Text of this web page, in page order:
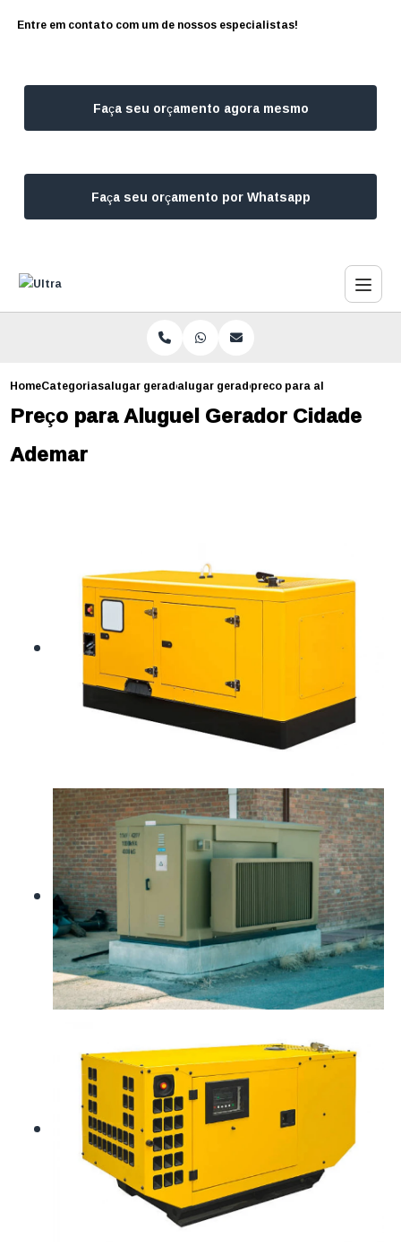
Entre em contato com um de nossos especialistas!
Faça seu orçamento agora mesmo
Faça seu orçamento por Whatsapp
HomeCategoriasalugar geradoresalugar gerador de energia sao paulo
preco para aluguel
Preço para Aluguel Gerador Cidade
Ademar